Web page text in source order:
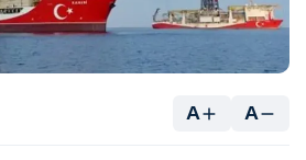
A
A